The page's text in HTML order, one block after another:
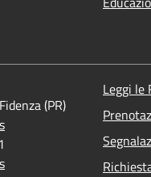
(PR)
Leggi le